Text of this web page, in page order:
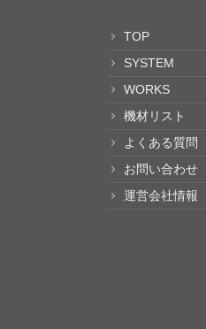
TOP
SYSTEM
WORKS
機材リスト
よくある質問
お問い合わせ
運営会社情報